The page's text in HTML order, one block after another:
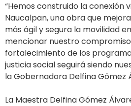
“Hemos construido la conexión
Naucalpan, una obra que
más ágil y segura la movilidad
mencionar nuestro
fortalecimiento de los
justicia social seguirá siendo
la Gobernadora Delfina Gómez
La Maestra Delfina Gómez